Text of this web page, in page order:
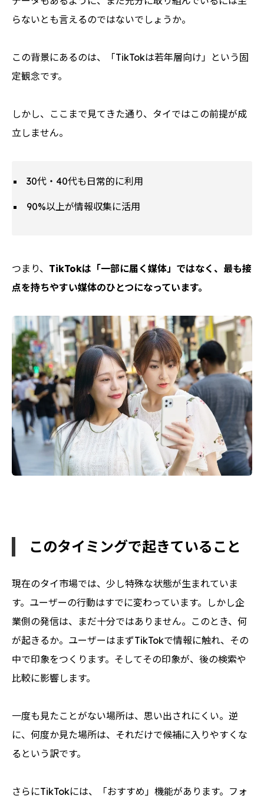
らないとも言えるのではないでしょうか。
この背景にあるのは、「TikTokは若年層向け」という固
定観念です。
しかし、ここまで見てきた通り、タイではこの前提が成
立しません。
30代・40代も日常的に利用
90%以上が情報収集に活用
つまり、 TikTokは「一部に届く媒体」ではなく、最も接
点を持ちやすい媒体のひとつになっています。
このタイミングで起きていること
現在のタイ市場では、少し特殊な状態が生まれていま
す。ユーザーの行動はすでに変わっています。しかし企
業側の発信は、まだ十分ではありません。このとき、何
が起きるか。ユーザーはまずTikTokで情報に触れ、その
中で印象をつくります。そしてその印象が、後の検索や
比較に影響します。
一度も見たことがない場所は、思い出されにくい。逆
に、何度か見た場所は、それだけで候補に入りやすくな
るという訳です。
さらにTikTokには、「おすすめ」機能があります。フォ